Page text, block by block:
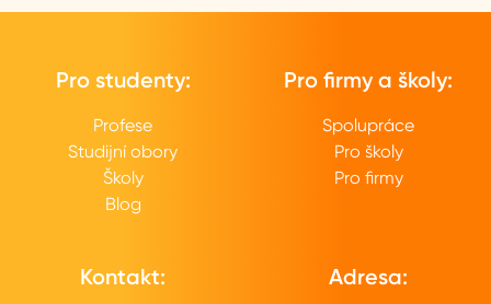
Pro studenty:
Profese
Studijní obory
Školy
Blog
Pro firmy a školy:
Spolupráce
Pro školy
Pro firmy
Kontakt: Adresa: